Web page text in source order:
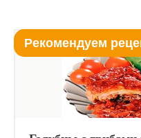
Рекомендуем